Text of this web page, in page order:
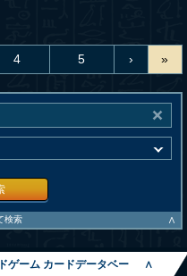
4 5 › »
検索 ∧
ゲーム カードデータベー
∧